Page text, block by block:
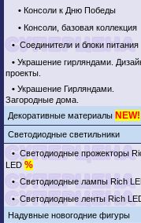
• Консоли к Дню Победы
• Консоли, базовая коллекция
•Соединители и блоки питания
• Украшение гирляндами.
проекты.
• Украшение Гирляндами.
Загородные дома.
Декоративные материалы NEW!
Светодиодные светильники
•Светодиодные прожекторы
LED %
•Светодиодные лампы Rich
•Светодиодные ленты Rich
Надувные новогодние фигуры